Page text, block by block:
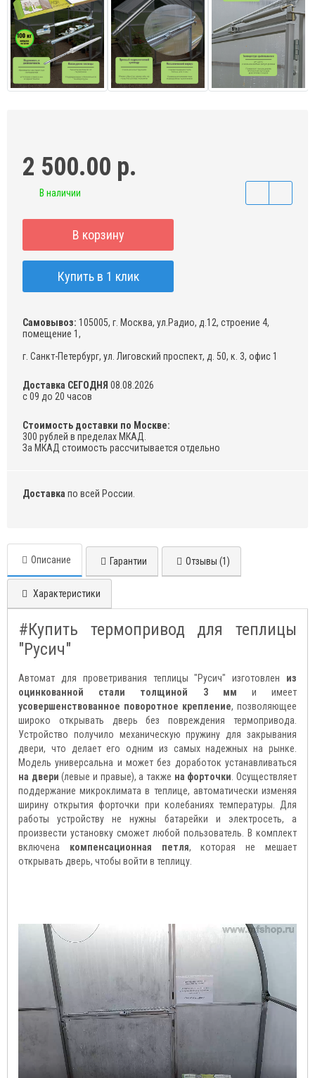
2 500.00 р.
В наличии
В корзину
Купить в 1 клик
Самовывоз: 105005, г. Москва, ул.Радио, д.12, строение 4,
помещение 1,
г. Санкт-Петербург, ул. Лиговский проспект, д. 50, к. 3, офис 1
Доставка СЕГОДНЯ 08.08.2026
с 09 до 20 часов
Стоимость доставки по Москве:
300 рублей в пределах МКАД.
За МКАД стоимость рассчитывается отдельно
Доставка по всей России.
Описание Гарантии Отзывы (1)
Характеристики
#Купить термопривод для теплицы
"Русич"
Автомат для проветривания теплицы "Русич" изготовлен из
оцинкованной стали толщиной 3 мм и имеет
усовершенствованное поворотное крепление, позволяющее
широко открывать дверь без повреждения термопривода.
Устройство получило механическую пружину для закрывания
двери, что делает его одним из самых надежных на рынке.
Модель универсальна и может без доработок устанавливаться
на двери (левые и правые), а также на форточки. Осуществляет
поддержание микроклимата в теплице, автоматически изменяя
ширину открытия форточки при колебаниях температуры. Для
работы устройству не нужны батарейки и электросеть, а
произвести установку сможет любой пользователь. В комплект
включена компенсационная петля, которая не мешает
открывать дверь, чтобы войти в теплицу.